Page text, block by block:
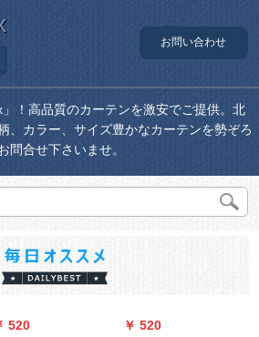
お問い合わせ
！高品質のカーテンを激安でご提供。北
、カラー、サイズ豊かなカーテンを勢ぞろ
問合せ下さいませ。
520
￥ 520